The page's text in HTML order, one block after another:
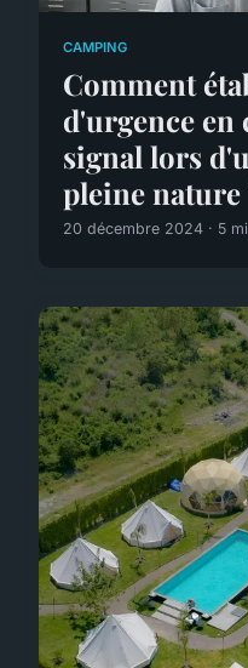
CAMPING
Comment
d'urgence en
signal lors
pleine nature
20 décembre 2024 · 5